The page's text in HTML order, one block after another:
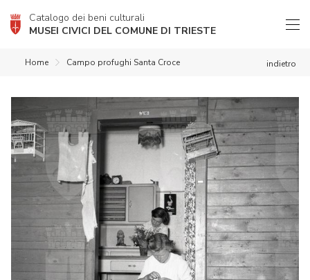
Catalogo dei beni culturali
MUSEI CIVICI DEL COMUNE DI TRIESTE
indietro
Home Campo profughi Santa Croce